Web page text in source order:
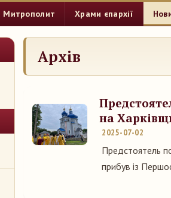
Митрополит Храми єпархії
Архів
на
2025-07-02
Предстоятель
прибув із